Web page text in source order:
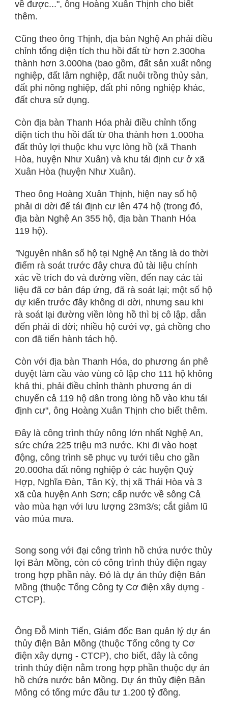
về được...", ông Hoàng Xuân Thịnh cho biết
thêm.
Cũng theo ông Thịnh, địa bàn Nghệ An phải điều
chỉnh tổng diện tích thu hồi đất từ hơn 2.300ha
thành hơn 3.000ha (bao gồm, đất sản xuất nông
nghiệp, đất lâm nghiệp, đất nuôi trồng thủy sản,
đất phi nông nghiệp, đất phi nông nghiệp khác,
đất chưa sử dụng.
Còn địa bàn Thanh Hóa phải điều chỉnh tổng
diện tích thu hồi đất từ 0ha thành hơn 1.000ha
đất thủy lợi thuộc khu vực lòng hồ (xã Thanh
Hòa, huyện Như Xuân) và khu tái định cư ở xã
Xuân Hòa (huyện Như Xuân).
Theo ông Hoàng Xuân Thịnh, hiện nay số hộ
phải di dời để tái định cư lên 474 hộ (trong đó,
địa bàn Nghệ An 355 hộ, địa bàn Thanh Hóa
119 hộ).
"Nguyên nhân số hộ tại Nghệ An tăng là do thời
điểm rà soát trước đây chưa đủ tài liệu chính
xác về trích đo và đường viền, đến nay các tài
liệu đã cơ bản đáp ứng, đã rà soát lại; một số hộ
dự kiến trước đây không di dời, nhưng sau khi
rà soát lại đường viền lòng hồ thì bị cô lập, dẫn
đến phải di dời; nhiều hộ cưới vợ, gả chồng cho
con đã tiến hành tách hộ.
Còn với địa bàn Thanh Hóa, do phương án phê
duyệt làm cầu vào vùng cô lập cho 111 hộ không
khả thi, phải điều chỉnh thành phương án di
chuyển cả 119 hộ dân trong lòng hồ vào khu tái
định cư", ông Hoàng Xuân Thịnh cho biết thêm.
Đây là công trình thủy nông lớn nhất Nghệ An,
sức chứa 225 triệu m3 nước. Khi đi vào hoạt
động, công trình sẽ phục vụ tưới tiêu cho gần
20.000ha đất nông nghiệp ở các huyện Quỳ
Hợp, Nghĩa Đàn, Tân Kỳ, thị xã Thái Hòa và 3
xã của huyện Anh Sơn; cấp nước về sông Cả
vào mùa hạn với lưu lượng 23m3/s; cắt giảm lũ
vào mùa mưa.
Song song với đại công trình hồ chứa nước thủy
lợi Bản Mồng, còn có công trình thủy điện ngay
trong hợp phần này. Đó là dự án thủy điện Bản
Mồng (thuộc Tổng Công ty Cơ điện xây dựng -
CTCP).
Ông Đỗ Minh Tiến, Giám đốc Ban quản lý dự án
thủy điện Bản Mồng (thuộc Tổng công ty Cơ
điện xây dựng - CTCP), cho biết, đây là công
trình thủy điện nằm trong hợp phần thuộc dự án
hồ chứa nước bản Mồng. Dự án thủy điện Bản
Mông có tổng mức đầu tư 1.200 tỷ đồng.